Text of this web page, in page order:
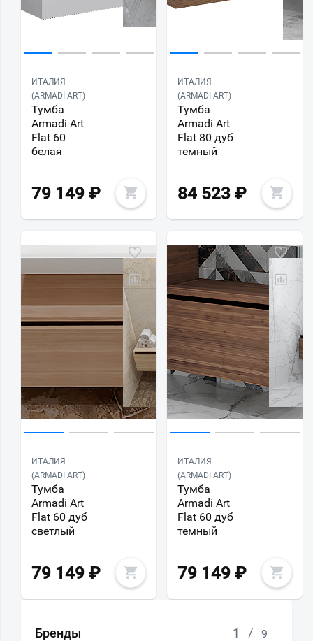
ИТАЛИЯ
(ARMADI ART)
Тумба
Armadi Art
Flat 60
белая
79 149 ₽
ИТАЛИЯ
(ARMADI ART)
Тумба
Armadi Art
Flat 80 дуб
темный
84 523 ₽
ИТАЛИЯ
(ARMADI ART)
Тумба
Armadi Art
Flat 60 дуб
светлый
79 149 ₽
ИТАЛИЯ
(ARMADI ART)
Тумба
Armadi Art
Flat 60 дуб
темный
79 149 ₽
Бренды 1 / 9